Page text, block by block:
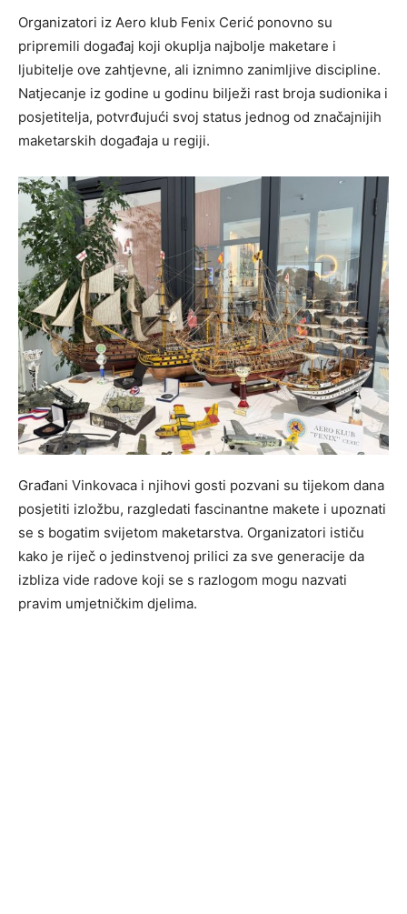
Organizatori iz Aero klub Fenix Cerić ponovno su
pripremili događaj koji okuplja najbolje maketare i
ljubitelje ove zahtjevne, ali iznimno zanimljive discipline.
Natjecanje iz godine u godinu bilježi rast broja sudionika i
posjetitelja, potvrđujući svoj status jednog od značajnijih
maketarskih događaja u regiji.
Građani Vinkovaca i njihovi gosti pozvani su tijekom dana
posjetiti izložbu, razgledati fascinantne makete i upoznati
se s bogatim svijetom maketarstva. Organizatori ističu
kako je riječ o jedinstvenoj prilici za sve generacije da
izbliza vide radove koji se s razlogom mogu nazvati
pravim umjetničkim djelima.